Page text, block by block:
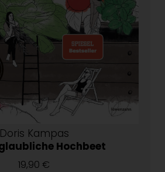
Doris Kampas
Hochbeet
19,90 €